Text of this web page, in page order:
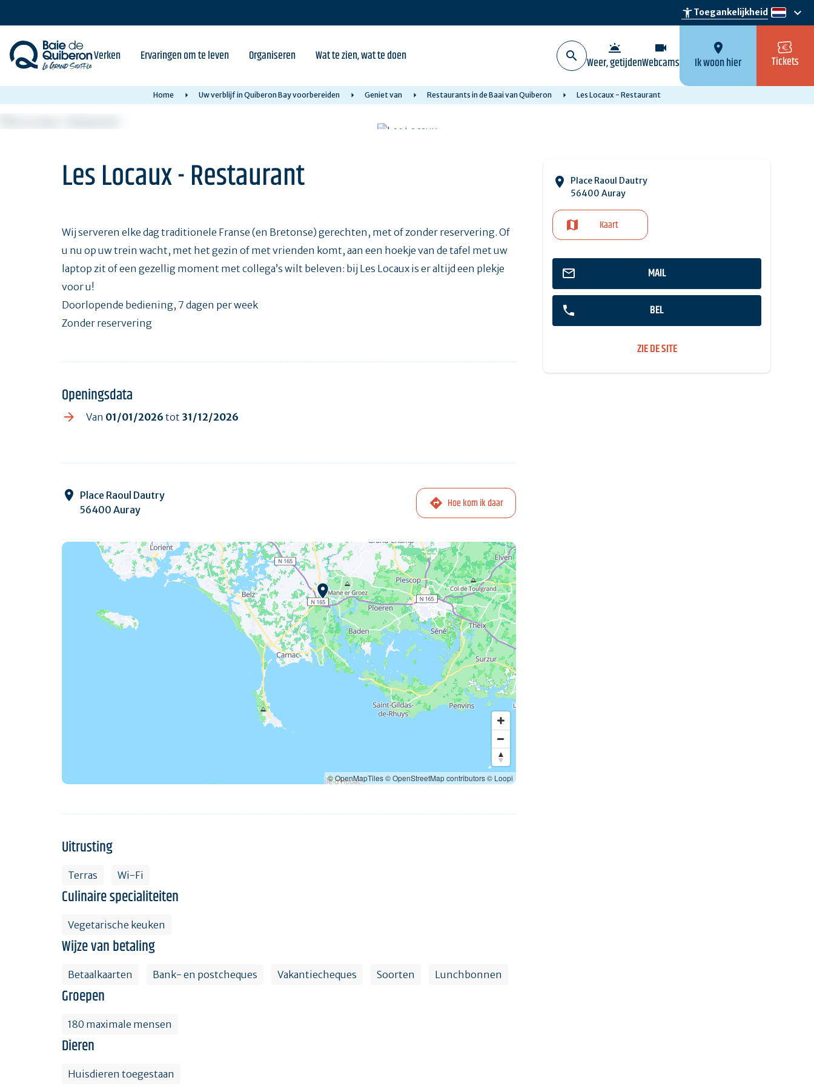
content
accessibility_newToegankelijkheid nl
keyboard_arrow_down
Verken Ervaringen om te leven Organiseren Wat te zien, wat te doen wb_twilight
Weer, getijden
videocam
Webcams
location_on
Ik woon hier Tickets
Home Uw verblijf in Quiberon Bay voorbereiden Geniet van Restaurants in de Baai van Quiberon Les Locaux - Restaurant
Les Locaux - Restaurant
Place Raoul Dautry
56400 Auray
Kaart
MAIL
BEL
ZIE DE SITE
Wij serveren elke dag traditionele Franse (en Bretonse) gerechten, met of zonder reservering. Of
u nu op uw trein wacht, met het gezin of met vrienden komt, aan een hoekje van de tafel met uw
laptop zit of een gezellig moment met collega’s wilt beleven: bij Les Locaux is er altijd een plekje
voor u!
Doorlopende bediening, 7 dagen per week
Zonder reservering
Openingsdata
Van 01/01/2026 tot 31/12/2026
Place Raoul Dautry
56400 Auray
Hoe kom ik daar
© OpenMapTiles© OpenStreetMap contributors© Loopi
Uitrusting
Terras Wi-Fi
Culinaire specialiteiten
Vegetarische keuken
Wijze van betaling
Betaalkaarten Bank- en postcheques Vakantiecheques Soorten Lunchbonnen
Groepen
180 maximale mensen
Dieren
Huisdieren toegestaan